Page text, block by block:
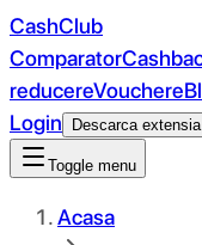
CashClub
Comparator
reducereVouchere
Login
Descarca extensia
Toggle menu
Acasa